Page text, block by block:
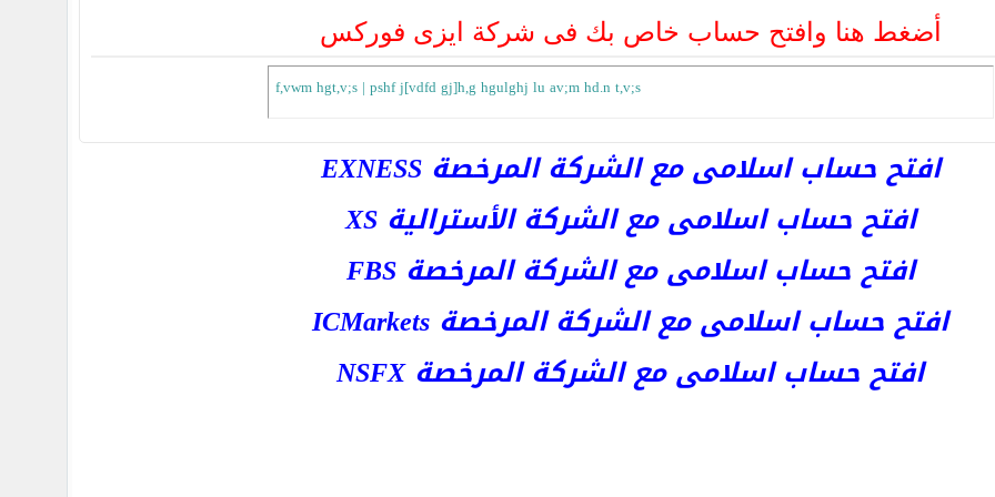
أضغط هنا وافتح حساب خاص بك فى شركة ايزى فوركس
f,vwm hgt,v;s | pshf j[vdfd gj]h,g hgulghj lu av;m hd.n t,v;s
افتح حساب اسلامى مع الشركة المرخصة EXNESS
افتح حساب اسلامى مع الشركة الأسترالية XS
افتح حساب اسلامى مع الشركة المرخصة FBS
افتح حساب اسلامى مع الشركة المرخصة ICMarkets
افتح حساب اسلامى مع الشركة المرخصة NSFX